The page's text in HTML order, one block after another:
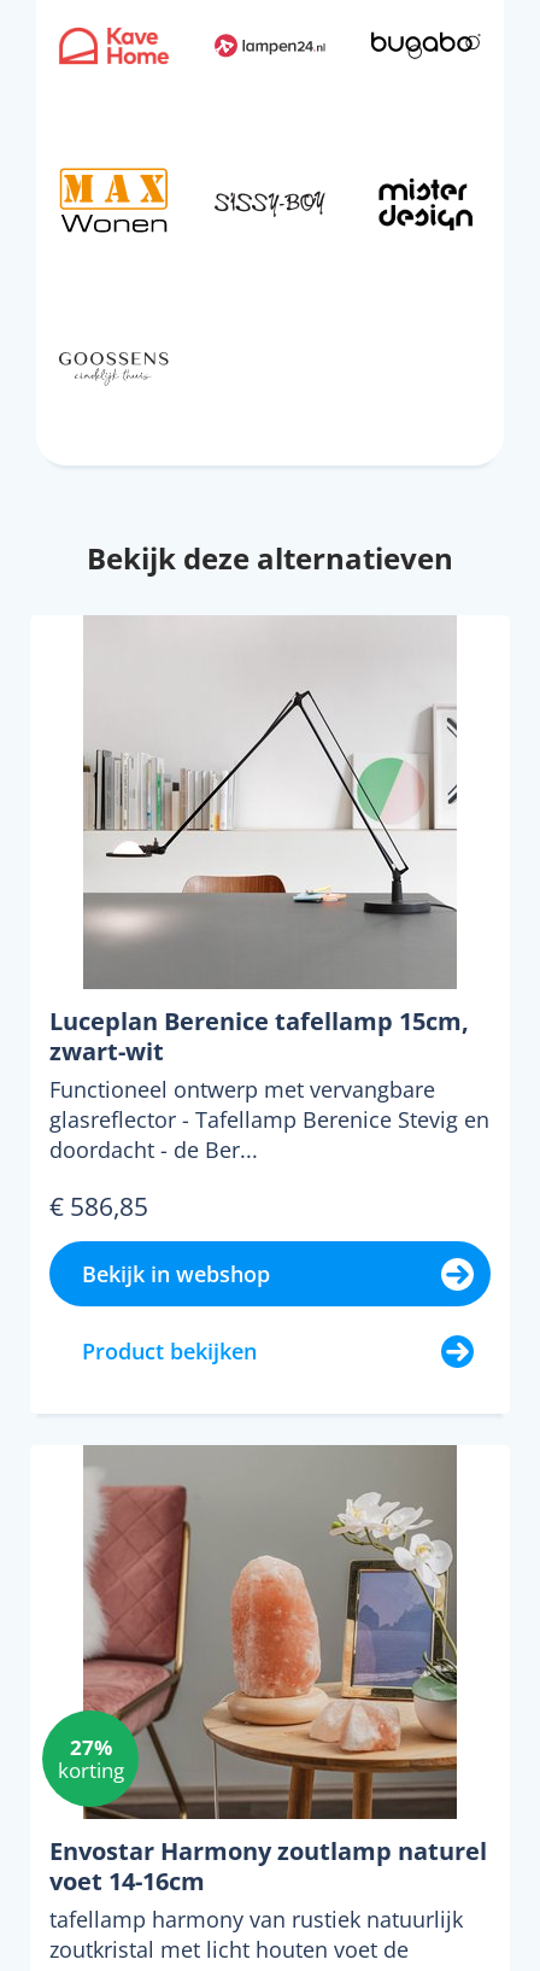
Bekijk deze alternatieven
Luceplan Berenice tafellamp 15cm,
zwart-wit
Functioneel ontwerp met vervangbare
glasreflector - Tafellamp Berenice Stevig en
doordacht - de Ber...
€ 586,85
Bekijk in webshop
Product bekijken
27%
korting
Envostar Harmony zoutlamp naturel
voet 14-16cm
tafellamp harmony van rustiek natuurlijk
zoutkristal met licht houten voet de